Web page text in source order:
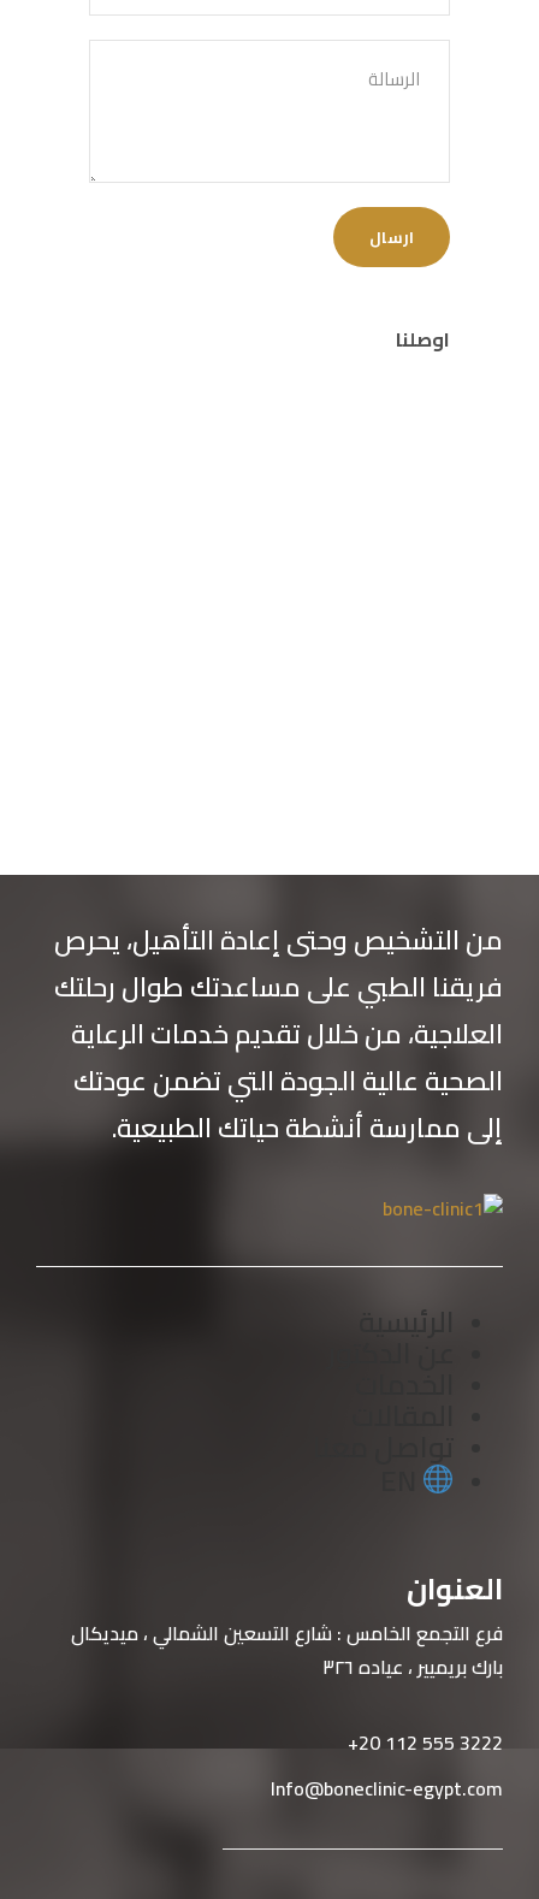
اوصلنا
من التشخيص وحتى إعادة التأهيل، يحرص
فريقنا الطبي على مساعدتك طوال رحلتك
العلاجية، من خلال تقديم خدمات الرعاية
الصحية عالية الجودة التي تضمن عودتك
إلى ممارسة أنشطة حياتك الطبيعية.
‎+20 112 555 3222
Info@boneclinic-egypt.com
العنوان
فرع التجمع الخامس : شارع التسعين الشمالي ، ميديكال
بارك بريميير ، عياده ٣٢٦
الرئيسية